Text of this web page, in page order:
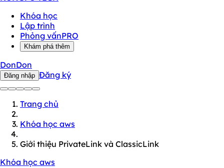
Khóa học
Lập trình
Phỏng vấnPRO
Khám phá thêm
DonDon
Đăng nhập Đăng ký
Trang chủ
Khóa học aws
Giới thiệu PrivateLink và ClassicLink
Khóa học aws